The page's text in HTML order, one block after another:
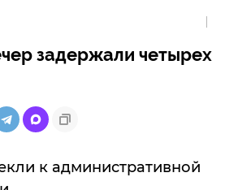
задержали четырех
к административной